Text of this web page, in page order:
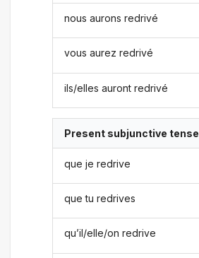
nous aurons redrivé
vous aurez redrivé
ils/elles auront redrivé
Present subjunctive tense
que je redrive
que tu redrives
qu’il/elle/on redrive